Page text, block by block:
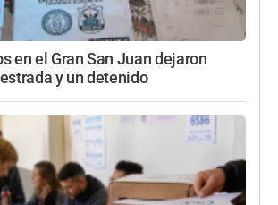
en el Gran San Juan dejaron
y un detenido